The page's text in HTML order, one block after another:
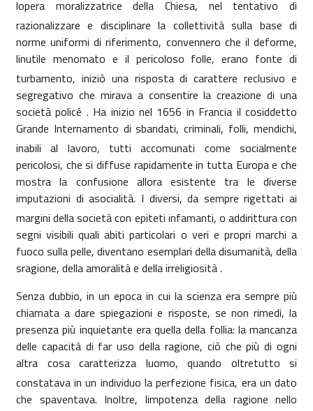
lopera moralizzatrice della Chiesa, nel tentativo di
razionalizzare e disciplinare la collettività sulla base di
norme uniformi di riferimento, convennero che il deforme,
linutile menomato e il pericoloso folle, erano fonte di
turbamento, iniziò una risposta di carattere reclusivo e
segregativo che mirava a consentire la creazione di una
società policé . Ha inizio nel 1656 in Francia il cosiddetto
Grande Internamento di sbandati, criminali, folli, mendichi,
inabili al lavoro, tutti accomunati come socialmente
pericolosi, che si diffuse rapidamente in tutta Europa e che
mostra la confusione allora esistente tra le diverse
imputazioni di asocialità. I diversi, da sempre rigettati ai
margini della società con epiteti infamanti, o addirittura con
segni visibili quali abiti particolari o veri e propri marchi a
fuoco sulla pelle, diventano esemplari della disumanità, della
sragione, della amoralità e della irreligiosità .
Senza dubbio, in un epoca in cui la scienza era sempre più
chiamata a dare spiegazioni e risposte, se non rimedi, la
presenza più inquietante era quella della follia: la mancanza
delle capacità di far uso della ragione, ciò che più di ogni
altra cosa caratterizza luomo, quando oltretutto si
constatava in un individuo la perfezione fisica, era un dato
che spaventava. Inoltre, limpotenza della ragione nello